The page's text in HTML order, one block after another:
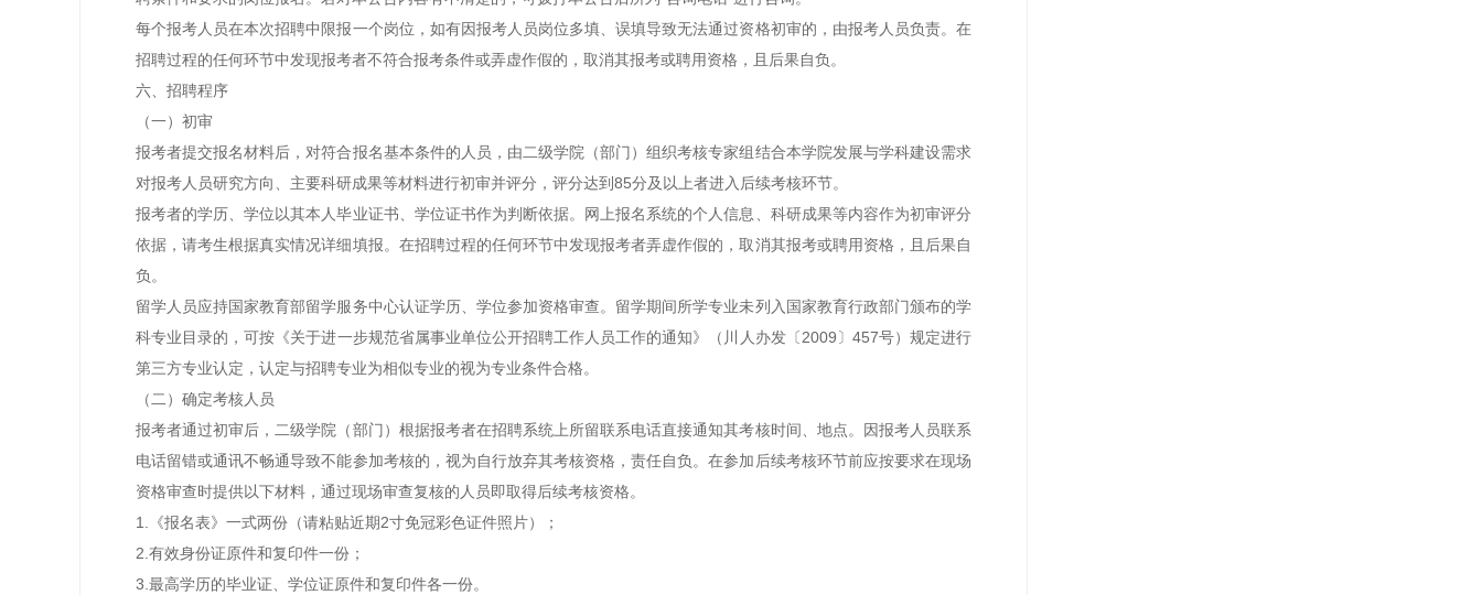
每个报考人员在本次招聘中限报一个岗位，如有因报考人员岗位多填、误填导致无法通过资格初审的，由报考人员负责。在
招聘过程的任何环节中发现报考者不符合报考条件或弄虚作假的，取消其报考或聘用资格，且后果自负。
六、招聘程序
（一）初审
报考者提交报名材料后，对符合报名基本条件的人员，由二级学院（部门）组织考核专家组结合本学院发展与学科建设需求
对报考人员研究方向、主要科研成果等材料进行初审并评分，评分达到85分及以上者进入后续考核环节。
报考者的学历、学位以其本人毕业证书、学位证书作为判断依据。网上报名系统的个人信息、科研成果等内容作为初审评分
依据，请考生根据真实情况详细填报。在招聘过程的任何环节中发现报考者弄虚作假的，取消其报考或聘用资格，且后果自
负。
留学人员应持国家教育部留学服务中心认证学历、学位参加资格审查。留学期间所学专业未列入国家教育行政部门颁布的学
科专业目录的，可按《关于进一步规范省属事业单位公开招聘工作人员工作的通知》（川人办发〔2009〕457号）规定进行
第三方专业认定，认定与招聘专业为相似专业的视为专业条件合格。
（二）确定考核人员
报考者通过初审后，二级学院（部门）根据报考者在招聘系统上所留联系电话直接通知其考核时间、地点。因报考人员联系
电话留错或通讯不畅通导致不能参加考核的，视为自行放弃其考核资格，责任自负。在参加后续考核环节前应按要求在现场
资格审查时提供以下材料，通过现场审查复核的人员即取得后续考核资格。
1.《报名表》一式两份（请粘贴近期2寸免冠彩色证件照片）；
2.有效身份证原件和复印件一份；
3.最高学历的毕业证、学位证原件和复印件各一份。